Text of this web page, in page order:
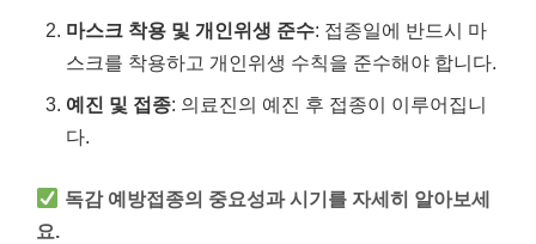
마스크 착용 및 개인위생 준수: 접종일에 반드시 마
스크를 착용하고 개인위생 수칙을 준수해야 합니다.
예진 및 접종: 의료진의 예진 후 접종이 이루어집니
다.
독감 예방접종의 중요성과 시기를 자세히 알아보세
요.